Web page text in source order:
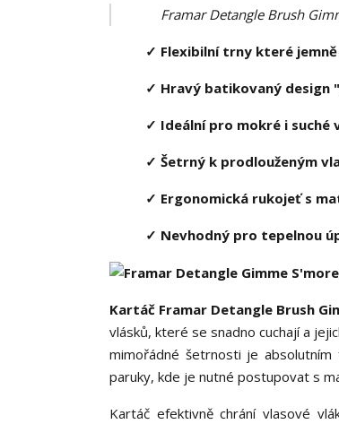
Framar Detangle Brush
✓ Flexibilní trny které
✓ Hravý batikovaný
✓ Ideální pro mokré i suché
✓ Šetrný k prodlouženým
✓ Ergonomická rukojeť s
✓ Nevhodný pro tepelnou
Kartáč Framar Detangle Brush
vlásků, které se snadno cuchají a
mimořádné šetrnosti je
paruky, kde je nutné postupovat s
Kartáč efektivně chrání vlasové